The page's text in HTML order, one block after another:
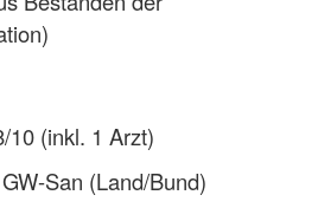
10 (inkl. 1 Arzt)
San (Land/Bund)